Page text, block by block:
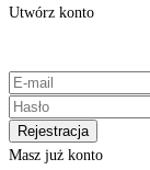
Utwórz konto
Masz już konto